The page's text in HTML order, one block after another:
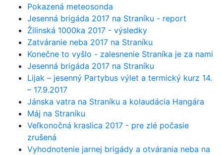
Pokazená meteosonda
Jesenná brigáda 2017 na Straníku - report
Žilinská 1000ka 2017 - výsledky
Zatváranie neba 2017 na Straníku
Konečne to vyšlo - zalesnenie Straníka je za nami
Jesenná brigáda 2017 na Straníku
Lijak – jesenný Partybus výlet a termický kurz 14.
– 17.9.2017
Jánska vatra na Straníku a kolaudácia Hangára
Máj na Straníku
Veľkonočná kraslica 2017 - pre zlé počasie
zrušená
Vyhodnotenie jarnej brigády a otvárania neba na